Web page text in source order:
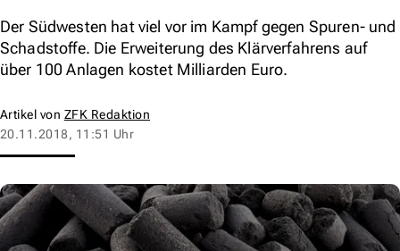
Der Südwesten hat viel vor im Kampf gegen Spuren- und
Schadstoffe. Die Erweiterung des Klärverfahrens auf
über 100 Anlagen kostet Milliarden Euro.
Artikel von ZFK Redaktion
20.11.2018, 11:51 Uhr